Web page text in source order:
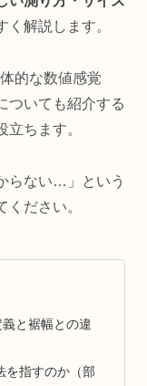
く解説します。
的な数値感覚
ついても紹介する
ちます。
らない…」という
ださい。
と裾幅との違
を指すのか（部